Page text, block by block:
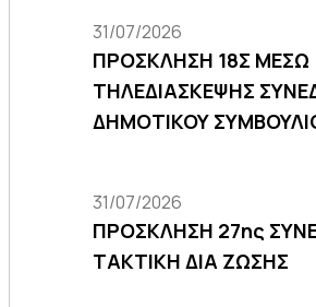
31/07/2026
ΠΡΟΣΚΛΗΣΗ 18Σ ΜΕΣΩ
ΤΗΛΕΔΙΑΣΚΕΨΗΣ
ΔΗΜΟΤΙΚΟΥ
31/07/2026
ΠΡΟΣΚΛΗΣΗ 27ης
ΤΑΚΤΙΚΗ ΔΙΑ ΖΩΣΗΣ